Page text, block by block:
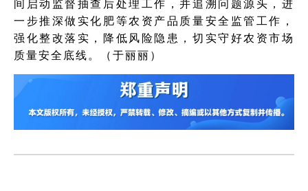
间启动监督抽查后处理工作，并追溯问题源头，进
一步推深做实化肥等农资产品质量安全监管工作，
强化整改落实，降低风险隐患，切实守好农资市场
质量安全底线。（于丽丽）